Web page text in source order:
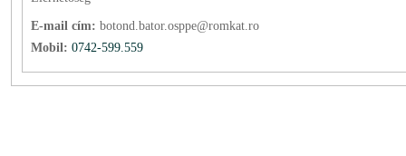
E-mail cím: botond.bator.osppe@romkat.ro
Mobil: 0742-599.559